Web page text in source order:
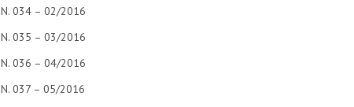
N. 034 – 02/2016
N. 035 – 03/2016
N. 036 – 04/2016
N. 037 – 05/2016